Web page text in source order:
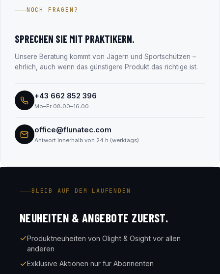
Salzburg). Alle Unternehmensdaten findest du transparent
NOCH FRAGEN?
SPRECHEN SIE MIT PRAKTIKERN.
Unsere Beratung kommt von Jägern und Sportschützen –
ehrlich, auch wenn das günstigere Produkt das richtige ist.
+43 662 852 396
Mo–Fr 08:00–16:00
office@flunatec.com
Antwort innerhalb von 24 h (werktags)
BLEIB AUF DEM LAUFENDEN
NEUHEITEN & ANGEBOTE ZUERST.
Produktneuheiten von Olight & Osight vor allen
anderen
Exklusive Aktionen nur für Abonnenten